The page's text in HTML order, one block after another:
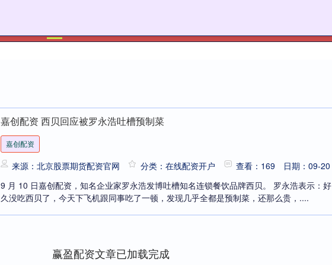
嘉创配资 西贝回应被罗永浩吐槽预制菜
嘉创配资
来源：北京股票期货配资官网 分类：在线配资开户 查看：169
日期：09-20
9 月 10 日嘉创配资，知名企业家罗永浩发博吐槽知名连锁餐饮品牌西贝。 罗永浩表示：好
久没吃西贝了，今天下飞机跟同事吃了一顿，发现几乎全都是预制菜，还那么贵，....
赢盈配资文章已加载完成